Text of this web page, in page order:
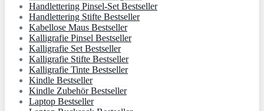
Handlettering Pinsel-Set Bestseller
Handlettering Stifte Bestseller
Kabellose Maus Bestseller
Kalligrafie Pinsel Bestseller
Kalligrafie Set Bestseller
Kalligrafie Stifte Bestseller
Kalligrafie Tinte Bestseller
Kindle Bestseller
Kindle Zubehör Bestseller
Laptop Bestseller